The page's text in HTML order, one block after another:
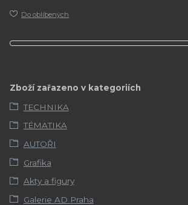
Do oblíbených
Zboží zařazeno v kategoriích
TECHNIKA
TÉMATIKA
AUTOŘI
Grafika
Akty a figury
Galerie AD Praha